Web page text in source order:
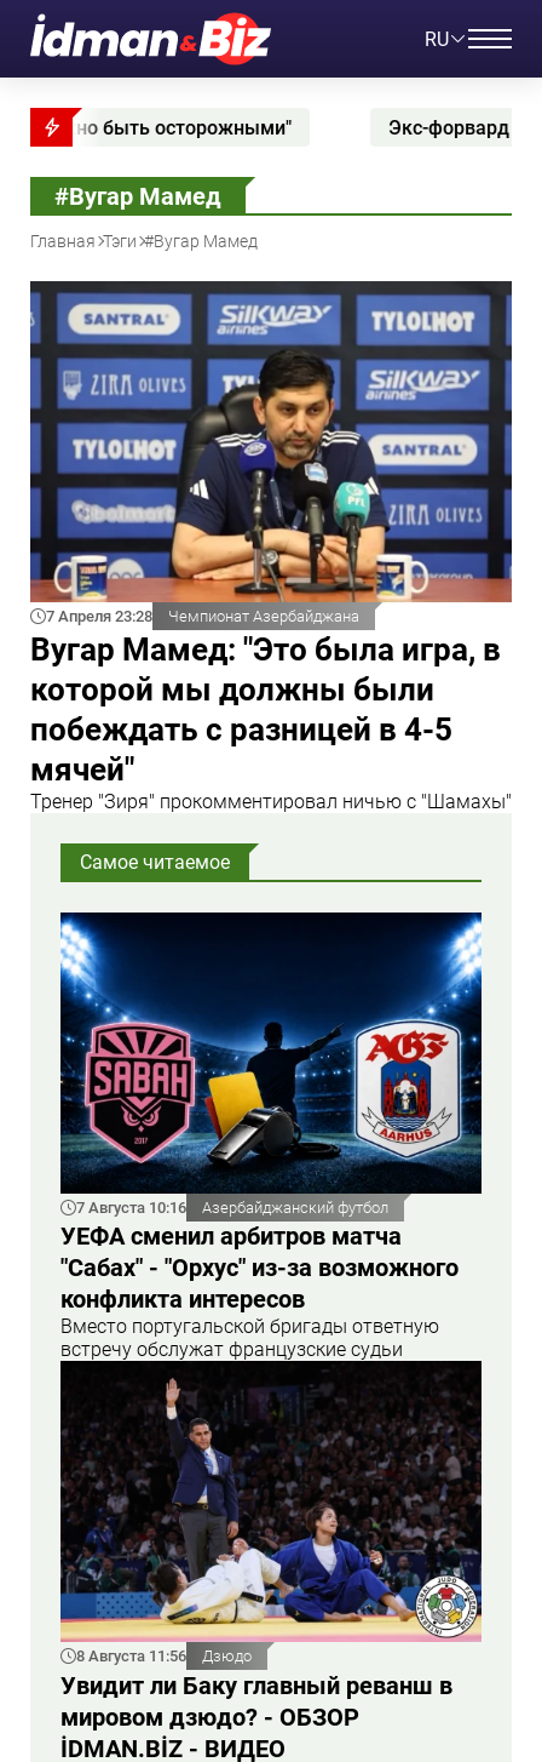
RU
быть осторожными" Экс-форвард "Араз-
#Вугар Мамед
Главная Тэги #Вугар Мамед
7 Апреля 23:28 Чемпионат Азербайджана
Вугар Мамед: "Это была игра, в
которой мы должны были
побеждать с разницей в 4-5
мячей"
Тренер "Зиря" прокомментировал ничью с "Шамахы"
Самое читаемое
7 Августа 10:16 Азербайджанский футбол
УЕФА сменил арбитров матча
"Сабах" - "Орхус" из-за возможного
конфликта интересов
Вместо португальской бригады ответную
встречу обслужат французские судьи
8 Августа 11:56 Дзюдо
Увидит ли Баку главный реванш в
мировом дзюдо? - ОБЗОР
İDMAN.BİZ - ВИДЕО